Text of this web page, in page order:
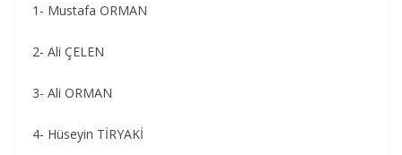
1- Mustafa ORMAN
2- Ali ÇELEN
3- Ali ORMAN
4- Hüseyin TİRYAKİ